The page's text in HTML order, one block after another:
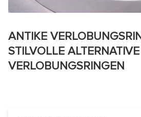
ANTIKE
STILVOLLE
VERLOBUNGSRINGEN